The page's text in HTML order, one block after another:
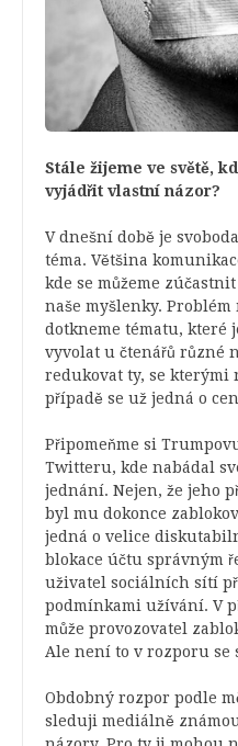
Stále žijeme ve světě,
vyjádřit vlastní názor?
V dnešní době je
téma. Většina
kde se můžeme
naše myšlenky. Problém
dotkneme tématu, které
vyvolat u čtenářů různé
redukovat ty, se kterými
případě se už jedná o
Připomeňme si
Twitteru, kde nabádal
jednání. Nejen, že jeho
byl mu dokonce
jedná o velice
blokace účtu správným
uživatel sociálních sítí
podmínkami užívání. V
může provozovatel
Ale není to v rozporu se
Obdobný rozpor podle
sleduji mediálně